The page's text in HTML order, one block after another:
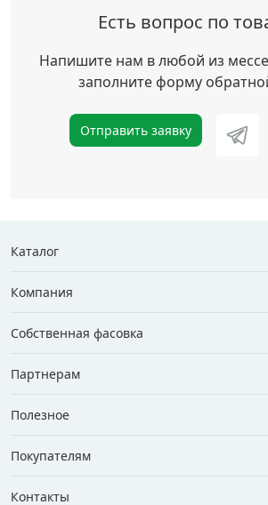
Есть вопрос по
Напишите нам в любой из
заполните форму
Отправить заявку
Каталог
Компания
Собственная фасовка
Партнерам
Полезное
Покупателям
Контакты